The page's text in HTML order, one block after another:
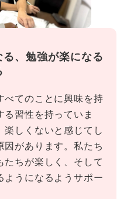
、勉強が楽になる
べてのことに興味を持
る習性を持っていま
楽しくないと感じてし
因があります。私たち
たちが楽しく、そして
ようになるようサポー